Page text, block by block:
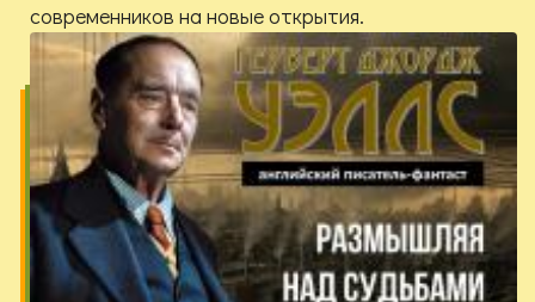
современников на новые открытия.